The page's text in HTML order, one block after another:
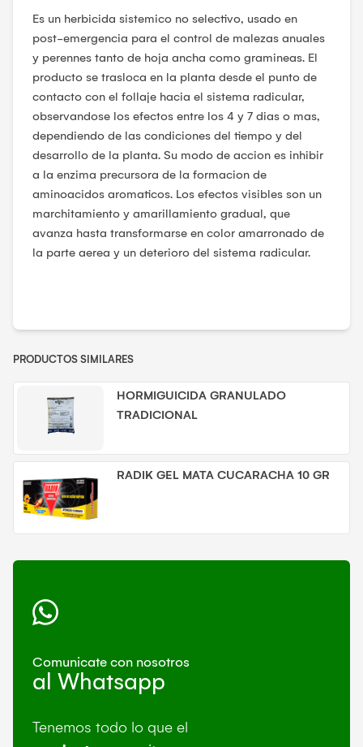
Es un herbicida sistemico no selectivo, usado en
post-emergencia para el control de malezas anuales
y perennes tanto de hoja ancha como gramineas. El
producto se trasloca en la planta desde el punto de
contacto con el follaje hacia el sistema radicular,
observandose los efectos entre los 4 y 7 dias o mas,
dependiendo de las condiciones del tiempo y del
desarrollo de la planta. Su modo de accion es inhibir
a la enzima precursora de la formacion de
aminoacidos aromaticos. Los efectos visibles son un
marchitamiento y amarillamiento gradual, que
avanza hasta transformarse en color amarronado de
la parte aerea y un deterioro del sistema radicular.
PRODUCTOS SIMILARES
HORMIGUICIDA GRANULADO
TRADICIONAL
RADIK GEL MATA CUCARACHA 10 GR
Comunicate con nosotros
al Whatsapp
Tenemos todo lo que el